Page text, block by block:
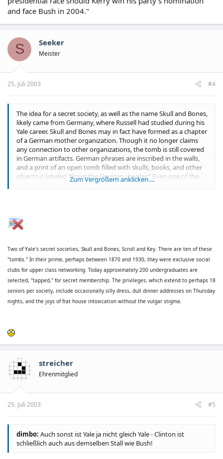
and face Bush in 2004."
S Seeker
Meister
25. Juli 2003 #4
The idea for a secret society, as well as the name Skull and Bones,
likely came from Germany, where Russell had studied during his
Yale career. Skull and Bones may in fact have formed as a chapter
of a German mother organization. Though it no longer claims
any connection to other organizations, the tomb is still covered
in German artifacts. German phrases are inscribed in the walls,
and a print of an open tomb filled with skulls, books, and other
objects is labeled “From the German chapter.” Even one of the
society's traditional songs is sung to the tune of the German
Zum Vergrößern anklicken....
Two of Yale's secret societies, Skull and Bones, Scroll and Key. There are ten of these
"tombs." In their prime, perhaps between 1870 and 1930, they were exclusive social
clubs for upper class networking. Today approximately 200 undergraduates are
selected, "tapped," for secret membership. The privileges, which extend to perhaps 18
seniors per society, include occasionally silly dress, dull dinner addresses on Thursday
nights, and the joys of frat house intoxication without the vulgar stigma.
streicher
Ehrenmitglied
25. Juli 2003 #5
dimbo: Auch sonst ist Yale ja nicht gleich Yale - Clinton ist
schließlich auch aus demselben Stall wie Bush!